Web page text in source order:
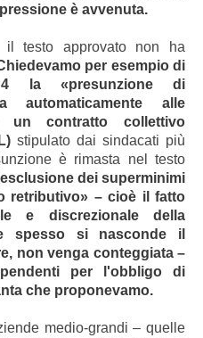
è avvenuta.
testo approvato non ha
per esempio di
4 la «presunzione di
automaticamente alle
un contratto collettivo
stipulato dai sindacati più
è rimasta nel testo
dei superminimi
retributivo» – cioè il fatto
e discrezionale della
spesso si nasconde il
non venga conteggiata –
per l'obbligo di
che proponevamo.
medio-grandi – quelle